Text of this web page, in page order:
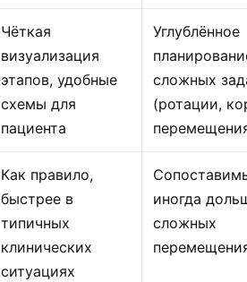
Чёткая
визуализация
этапов, удобные
схемы для
пациента
Углублённое
сложных
(ротации,
Как правило,
быстрее в
типичных
клинических
ситуациях
иногда
сложных